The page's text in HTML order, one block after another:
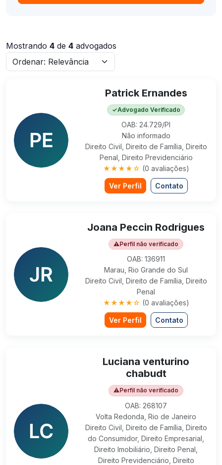
Mostrando 4 de 4 advogados
Patrick Ernandes
✓Advogado Verificado
OAB: 24.729/PI
Não informado
Direito Civil, Direito de Família, Direito
Penal, Direito Previdenciário
★★★★☆ (0 avaliações)
Ver Perfil Contato
Joana Peccin Rodrigues
⚠Perfil não verificado
OAB: 136911
Marau, Rio Grande do Sul
Direito Civil, Direito de Família, Direito
Penal
★★★★☆ (0 avaliações)
Ver Perfil Contato
Luciana venturino
chabudt
⚠Perfil não verificado
OAB: 268107
Volta Redonda, Rio de Janeiro
Direito Civil, Direito de Família, Direito
do Consumidor, Direito Empresarial,
Direito Imobiliário, Direito Penal,
Direito Previdenciário, Direito